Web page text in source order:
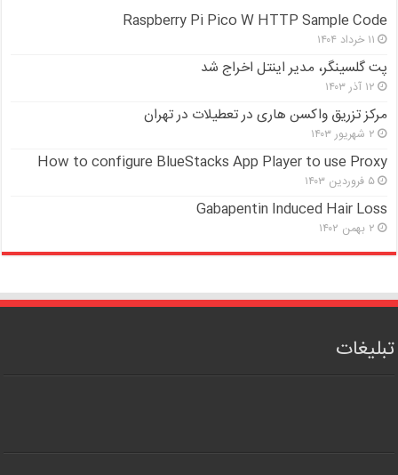
Raspberry Pi Pico W HTTP Sample Code
۱۱ خرداد ۱۴۰۴
پت گلسینگر، مدیر اینتل اخراج شد
۱۲ آذر ۱۴۰۳
مرکز تزریق واکسن هاری در تعطیلات در تهران
۲ شهریور ۱۴۰۳
How to configure BlueStacks App Player to use Proxy
۵ فروردین ۱۴۰۳
Gabapentin Induced Hair Loss
۲ بهمن ۱۴۰۲
تبلیغات